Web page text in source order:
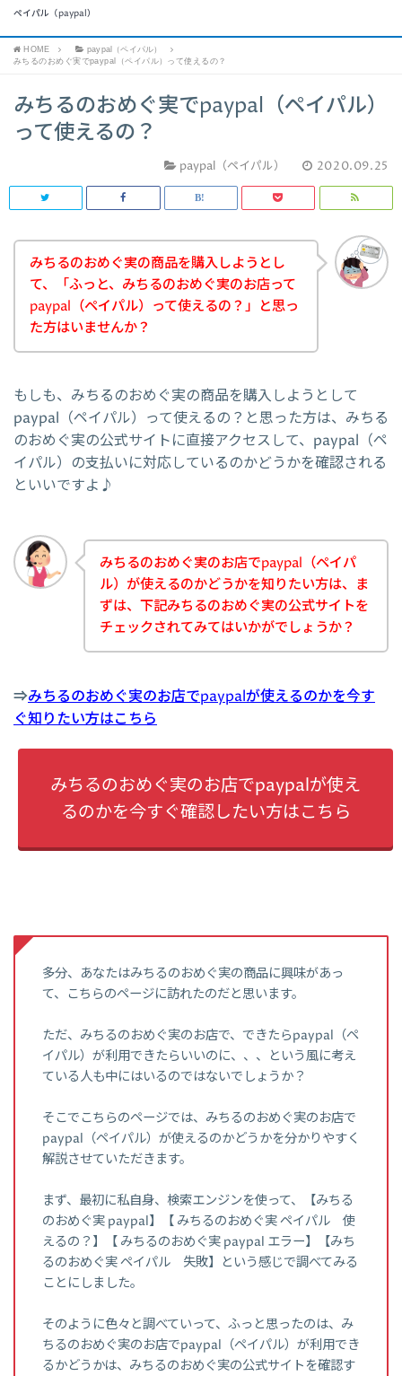
ペイパル（paypal）
HOME
paypal（ペイパル）
みちるのおめぐ実でpaypal（ペイパル）って使えるの？
みちるのおめぐ実でpaypal（ペイパル）
って使えるの？
paypal（ペイパル） 2020.09.25
みちるのおめぐ実の商品を購入しようとし
て、「ふっと、みちるのおめぐ実のお店って
paypal（ペイパル）って使えるの？」と思っ
た方はいませんか？
もしも、みちるのおめぐ実の商品を購入しようとして
paypal（ペイパル）って使えるの？と思った方は、みちる
のおめぐ実の公式サイトに直接アクセスして、paypal（ペ
イパル）の支払いに対応しているのかどうかを確認される
といいですよ♪
みちるのおめぐ実のお店でpaypal（ペイパ
ル）が使えるのかどうかを知りたい方は、ま
ずは、下記みちるのおめぐ実の公式サイトを
チェックされてみてはいかがでしょうか？
⇒みちるのおめぐ実のお店でpaypalが使えるのかを今す
ぐ知りたい方はこちら
みちるのおめぐ実のお店でpaypalが使え
るのかを今すぐ確認したい方はこちら
多分、あなたはみちるのおめぐ実の商品に興味があっ
て、こちらのページに訪れたのだと思います。
ただ、みちるのおめぐ実のお店で、できたらpaypal（ペ
イパル）が利用できたらいいのに、、、という風に考え
ている人も中にはいるのではないでしょうか？
そこでこちらのページでは、みちるのおめぐ実のお店で
paypal（ペイパル）が使えるのかどうかを分かりやすく
解説させていただきます。
まず、最初に私自身、検索エンジンを使って、【みちる
のおめぐ実 paypal】【 みちるのおめぐ実 ペイパル 使
えるの？】【 みちるのおめぐ実 paypal エラー】【みち
るのおめぐ実 ペイパル 失敗】という感じで調べてみる
ことにしました。
そのように色々と調べていって、ふっと思ったのは、み
ちるのおめぐ実のお店でpaypal（ペイパル）が利用でき
るかどうかは、みちるのおめぐ実の公式サイトを確認す